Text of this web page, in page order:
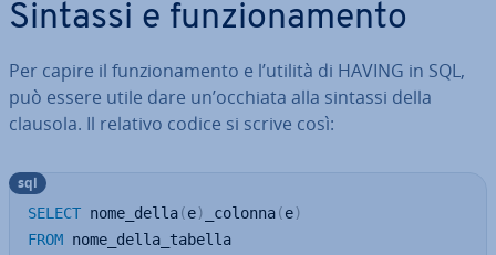
Sintassi e fun­zio­na­men­to
Per capire il fun­zio­na­men­to e l’utilità di HAVING in SQL,
può essere utile dare un’occhiata alla sintassi della
clausola. Il relativo codice si scrive così:
SELECT nome_della(e) _colonna(e)
FROM
sql